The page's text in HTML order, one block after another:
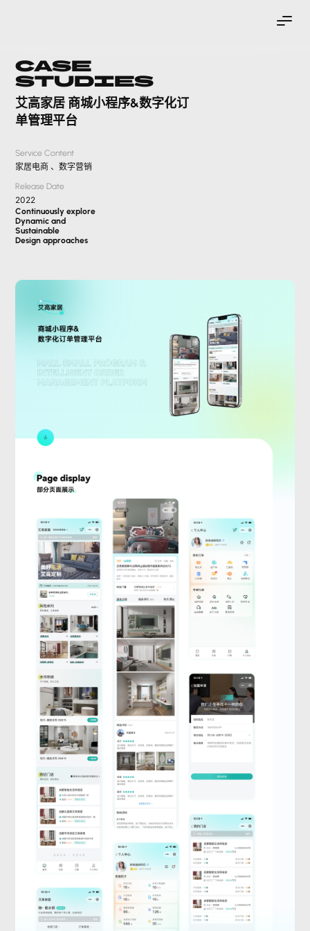
Case
Studies
艾高家居 商城小程序&数字化订
单管理平台
Service Content
家居电商 、数字营销
Release Date
2022
Continuously explore
Dynamic and
Sustainable
Design approaches